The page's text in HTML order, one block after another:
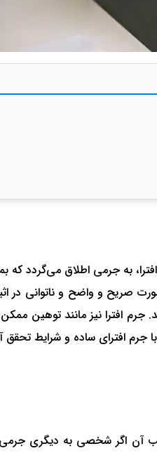
افترا، به جرمی اطلاق
صریح و واضح و ناتوانی در
جرم افترا نیز مانند
جرم افترای ساده و شرایط تحقق
آن اگر شخصی به دیگری